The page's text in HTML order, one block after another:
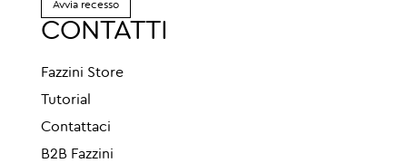
Avvia recesso
CONTATTI
Fazzini Store
Tutorial
Contattaci
B2B Fazzini